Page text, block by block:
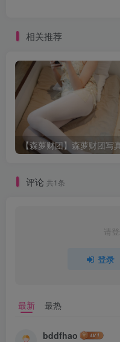
相关推荐
评论 共1条
请
登录
最新 最热
bddfhao